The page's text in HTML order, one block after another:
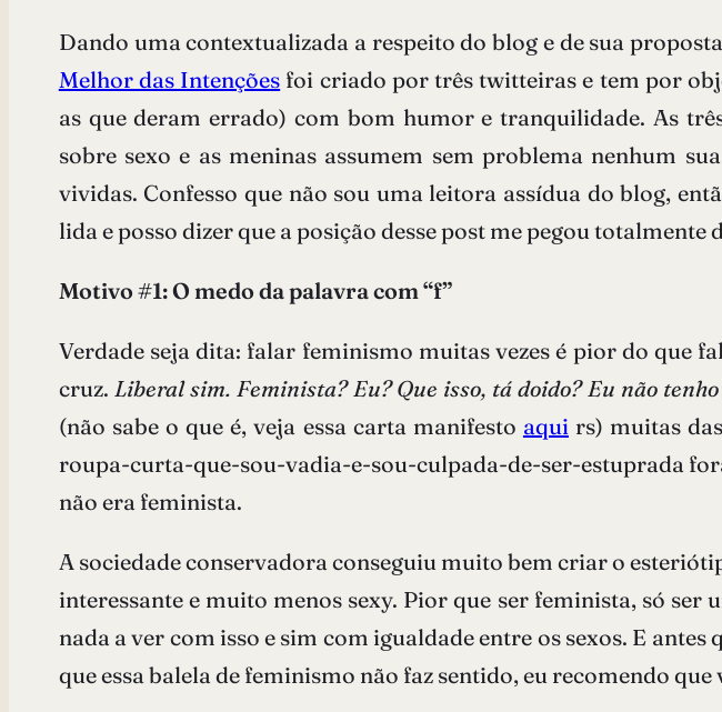
Dando uma contextualizada a respeito do blog e de sua
Melhor das Intenções foi criado por três twitteiras e tem por
as que deram errado) com bom humor e tranquilidade. As
sobre sexo e as meninas assumem sem problema nenhum
vividas. Confesso que não sou uma leitora assídua do blog,
lida e posso dizer que a posição desse post me pegou
Motivo #1: O medo da palavra com “f”
Verdade seja dita: falar feminismo muitas vezes é pior do que
cruz. Liberal sim. Feminista? Eu? Que isso, tá doido? Eu não
(não sabe o que é, veja essa carta manifesto aqui rs) muitas
roupa-curta-que-sou-vadia-e-sou-culpada-de-ser-estuprada
não era feminista.
A sociedade conservadora conseguiu muito bem criar o
interessante e muito menos sexy. Pior que ser feminista, só
nada a ver com isso e sim com igualdade entre os sexos. E
que essa balela de feminismo não faz sentido, eu recomendo que